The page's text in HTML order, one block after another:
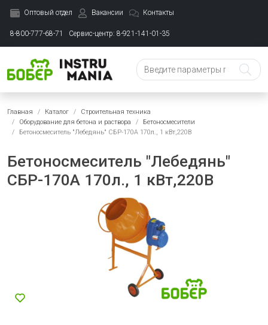
Оптовый отдел Вакансии Контакты
8-800-777-68-71 Сервис-центр: 8-921-141-01-35
Главная Каталог
Строительная техника
Оборудование для бетона и раствора
Бетоносмесители
Бетоносмеситель "Лебедянь" СБР-170А 170л., 1 кВт,220В
Бетоносмеситель "Лебедянь"
СБР-170А 170л., 1 кВт,220В